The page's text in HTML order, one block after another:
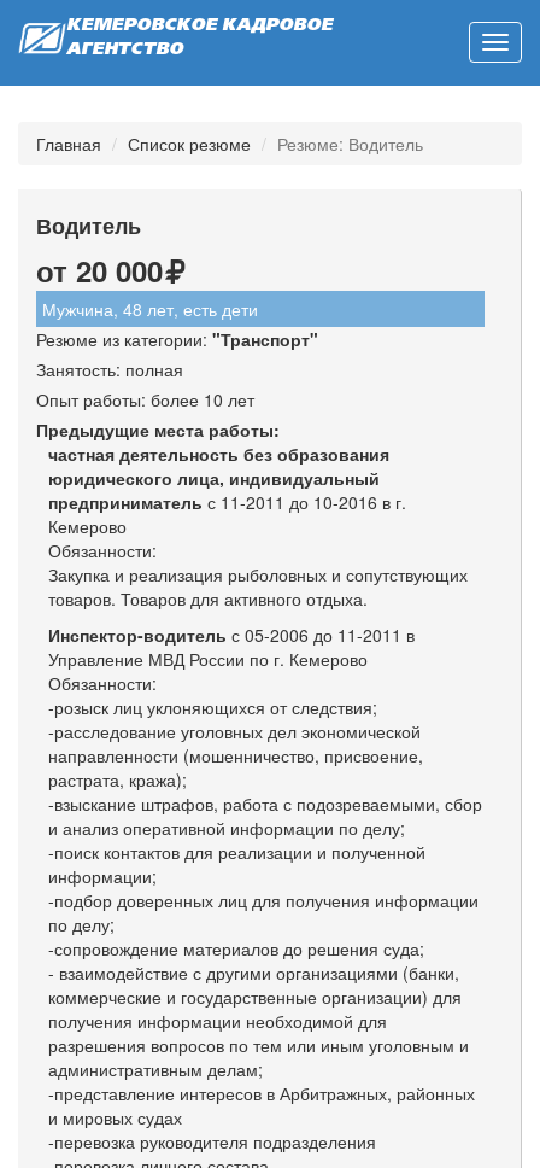
КЕМЕРОВСКОЕ КАДРОВОЕ
АГЕНТСТВО
Главная Список резюме Резюме: Водитель
Водитель
от 20 000
Мужчина, 48 лет, есть дети
Резюме из категории: "Транспорт"
Занятость: полная
Опыт работы: более 10 лет
Предыдущие места работы:
частная деятельность без образования
юридического лица, индивидуальный
предприниматель с 11-2011 до 10-2016 в г.
Кемерово
Обязанности:
Закупка и реализация рыболовных и сопутствующих
товаров. Товаров для активного отдыха.
Инспектор-водитель с 05-2006 до 11-2011 в
Управление МВД России по г. Кемерово
Обязанности:
-розыск лиц уклоняющихся от следствия;
-расследование уголовных дел экономической
направленности (мошенничество, присвоение,
растрата, кража);
-взыскание штрафов, работа с подозреваемыми, сбор
и анализ оперативной информации по делу;
-поиск контактов для реализации и полученной
информации;
-подбор доверенных лиц для получения информации
по делу;
-сопровождение материалов до решения суда;
- взаимодействие с другими организациями (банки,
коммерческие и государственные организации) для
получения информации необходимой для
разрешения вопросов по тем или иным уголовным и
административным делам;
-представление интересов в Арбитражных, районных
и мировых судах
-перевозка руководителя подразделения